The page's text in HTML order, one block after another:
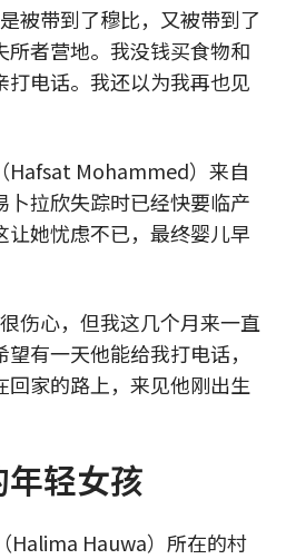
被带到了穆比，又被带到了
者营地。我没钱买食物和
打电话。我还以为我再也见
Mohammed）来自
卜拉欣失踪时已经快要临产
让她忧虑不已，最终婴儿早
伤心，但我这几个月来一直
有一天他能给我打电话，
回家的路上，来见他刚出生
轻女孩
Halima Hauwa）所在的村